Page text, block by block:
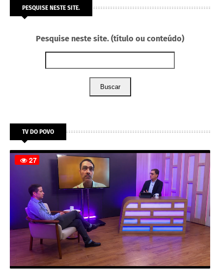
PESQUISE NESTE SITE.
Pesquise neste site. (título ou conteúdo)
Buscar
TV DO POVO